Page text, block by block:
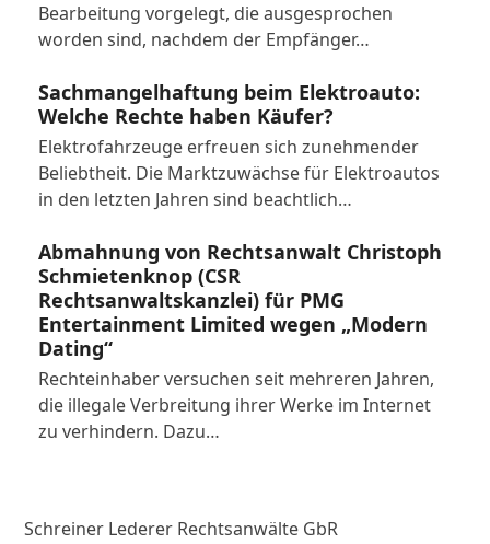
Bearbeitung vorgelegt, die ausgesprochen
worden sind, nachdem der Empfänger…
Sachmangelhaftung beim Elektroauto:
Welche Rechte haben Käufer?
Elektrofahrzeuge erfreuen sich zunehmender
Beliebtheit. Die Marktzuwächse für Elektroautos
in den letzten Jahren sind beachtlich…
Abmahnung von Rechtsanwalt Christoph
Schmietenknop (CSR
Rechtsanwaltskanzlei) für PMG
Entertainment Limited wegen „Modern
Dating“
Rechteinhaber versuchen seit mehreren Jahren,
die illegale Verbreitung ihrer Werke im Internet
zu verhindern. Dazu…
Schreiner Lederer Rechtsanwälte GbR